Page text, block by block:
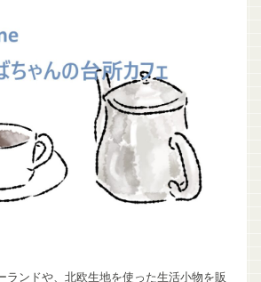
ランドや、北欧生地を使った生活小物を販